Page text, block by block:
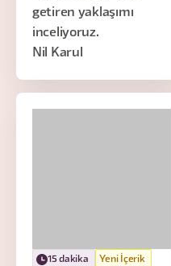
getiren yaklaşımı
inceliyoruz.
Nil Karul
15 dakika Yeni İçerik